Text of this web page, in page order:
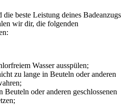
beste Leistung deines Badeanzugs
wir dir, die folgenden
Wasser ausspülen;
zu lange in Beuteln oder anderen
oder anderen geschlossenen